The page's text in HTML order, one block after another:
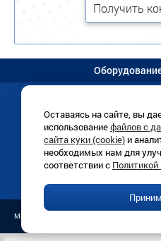
Оставаясь на сайте, вы
использованиефайлов с
сайта куки (cookie)и
необходимых нам для
соответствии с
Получить
Иркутск, Раб.
+7 (3952)
ПН-ПТ
Магазин «Витрина», 1998–2026 г.